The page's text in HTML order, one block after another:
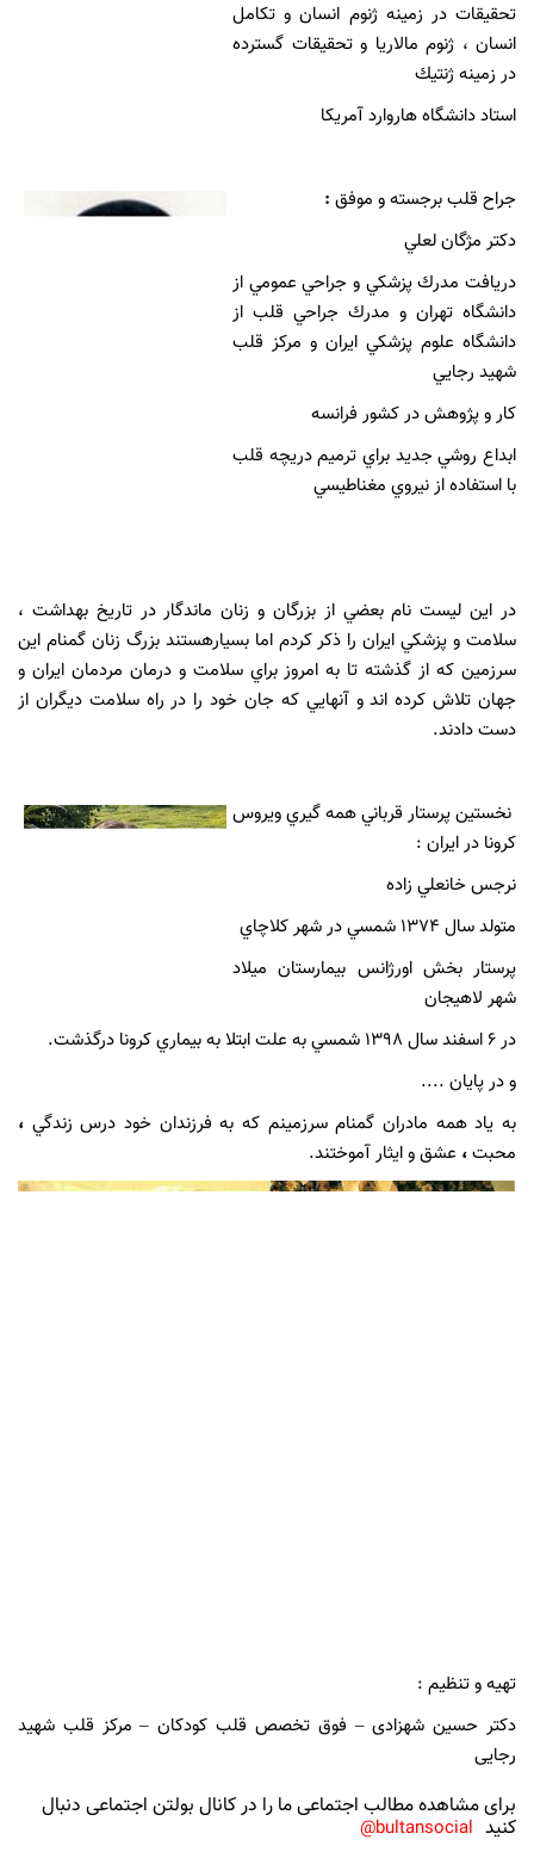
تحقيقات در زمينه ژنوم انسان و تكامل
انسان ، ژنوم مالاريا و تحقيقات گسترده
در زمینه ژنتيك
استاد دانشگاه هاروارد آمريكا
جراح قلب برجسته و موفق :
دکتر مژگان لعلي
دريافت مدرك پزشكي و جراحي عمومي از
دانشگاه تهران و مدرك جراحي قلب از
دانشگاه علوم پزشكي ايران و مركز قلب
شهيد رجايي
كار و پژوهش در كشور فرانسه
ابداع روشي جديد براي ترميم دريچه قلب
با استفاده از نيروي مغناطيسي
در اين ليست نام بعضي از بزرگان و زنان ماندگار در تاريخ بهداشت ،
سلامت و پزشكي ايران را ذكر كردم اما بسيارهستند بزرگ زنان گمنام اين
سرزمين كه از گذشته تا به امروز براي سلامت و درمان مردمان ايران و
جهان تلاش كرده اند و آنهايي كه جان خود را در راه سلامت ديگران از
دست دادند.
نخستين پرستار قرباني همه گيري ويروس
كرونا در ايران :
نرجس خانعلي زاده
متولد سال 1374 شمسي در شهر كلاچاي
پرستار بخش اورژانس بيمارستان ميلاد
شهر لاهيجان
در 6 اسفند سال 1398 شمسي به علت ابتلا به بيماري كرونا درگذشت.
و در پایان ....
به ياد همه مادران گمنام سرزمينم كه به فرزندان خود درس زندگي ،
محبت، عشق و ايثار آموختند.
تهیه و تنظیم :
دکتر حسین شهزادی – فوق تخصص قلب کودکان – مرکز قلب شهید
رجایی
برای مشاهده مطالب اجتماعی ما را در کانال بولتن اجتماعی دنبال
کنید bultansocial@